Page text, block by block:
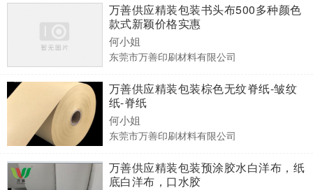
万善供应精装包装书头布500多种颜色
款式新颖价格实惠
何小姐
东莞市万善印刷材料有限公司
万善供应精装包装棕色无纹脊纸-皱纹
纸-脊纸
何小姐
东莞市万善印刷材料有限公司
万善供应精装包装预涂胶水白洋布，纸
底白洋布，口水胶